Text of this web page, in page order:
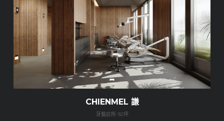
CHIENMEL 謙
牙醫診所 92坪